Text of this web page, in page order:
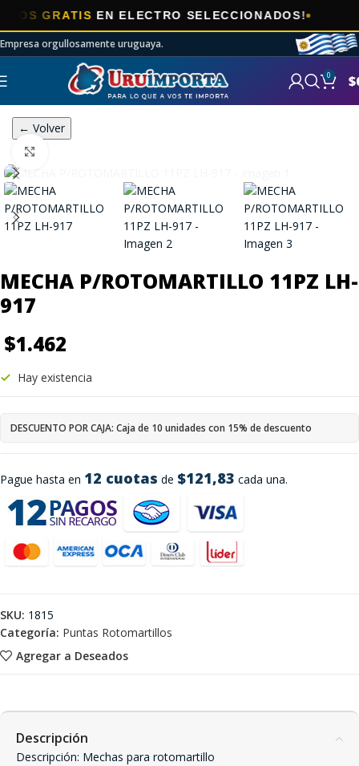
GRATISEN ELECTRO SELECCIONADOS!
Empresa orgullosamente uruguaya.
0 $
← Volver
MECHA P/ROTOMARTILLO 11PZ LH-
917
$1.462
Pague hasta en 12 cuotas de $121,83 cada una.
Hay existencia
DESCUENTO POR CAJA: Caja de 10 unidades con 15% de descuento
Agregar a Deseados
SKU: 1815
Categoría: Puntas Rotomartillos
Descripción
Descripción: Mechas para rotomartillo